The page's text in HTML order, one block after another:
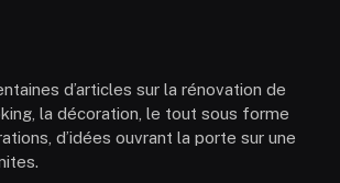
d’articles sur la rénovation de
la décoration, le tout sous forme
d’idées ouvrant la porte sur une